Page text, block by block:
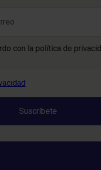
con la política de